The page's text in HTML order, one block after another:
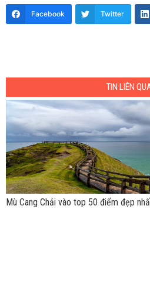
Facebook Twitter
TIN LIÊN
Mù Cang Chải vào top 50 điểm đẹp